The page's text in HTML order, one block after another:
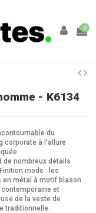
0
- K6134
du
corporate à l'allure
de nombreux détails
mode : les
en métal à motif blason.
et
de la veste de
traditionnelle.